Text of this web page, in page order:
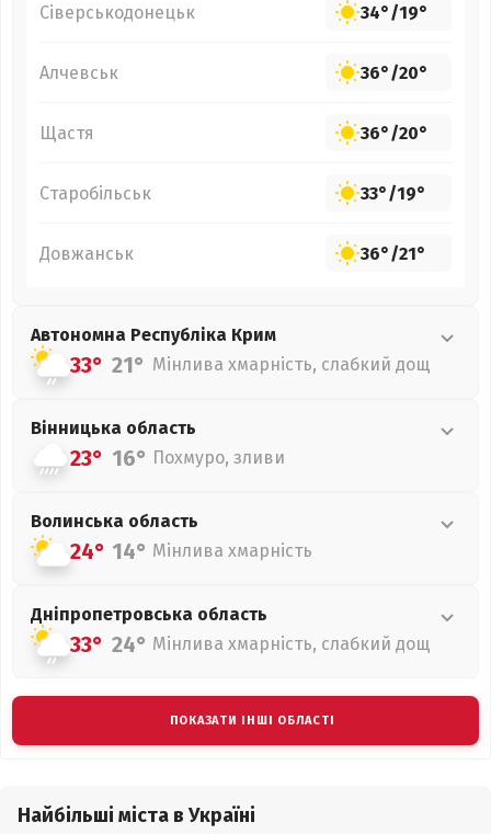
Сіверськодонецьк 34°/19°
Алчевськ 36°/20°
Щастя 36°/20°
Старобільськ 33°/19°
Довжанськ 36°/21°
Автономна Республіка Крим
33° 21° Мінлива хмарність, слабкий дощ
Вінницька область
23° 16° Похмуро, зливи
Волинська область
24° 14° Мінлива хмарність
Дніпропетровська область
33° 24° Мінлива хмарність, слабкий дощ
ПОКАЗАТИ ІНШІ ОБЛАСТІ
Найбільші міста в Україні